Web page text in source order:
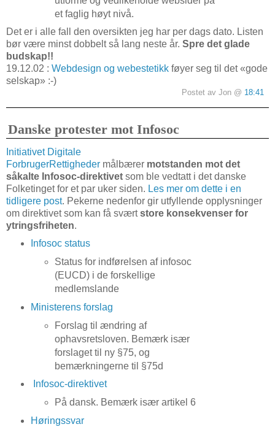
et faglig høyt nivå.
Det er i alle fall den oversikten jeg har per dags dato. Listen
bør være minst dobbelt så lang neste år. Spre det glade
budskap!!
19.12.02 : Webdesign og webestetikk føyer seg til det «gode
selskap» :-)
Postet av Jon @ 18:41
Danske protester mot Infosoc
Initiativet Digitale
ForbrugerRettigheder målbærer motstanden mot det
såkalte Infosoc-direktivet som ble vedtatt i det danske
Folketinget for et par uker siden. Les mer om dette i en
tidligere post. Pekerne nedenfor gir utfyllende opplysninger
om direktivet som kan få sværtstore konsekvenser for
ytringsfriheten.
Infosoc status
Status for indførelsen af infosoc
(EUCD) i de forskellige
medlemslande
Ministerens forslag
Forslag til ændring af
ophavsretsloven. Bemærk især
forslaget til ny §75, og
bemærkningerne til §75d
Infosoc-direktivet
På dansk. Bemærk især artikel 6
Høringssvar